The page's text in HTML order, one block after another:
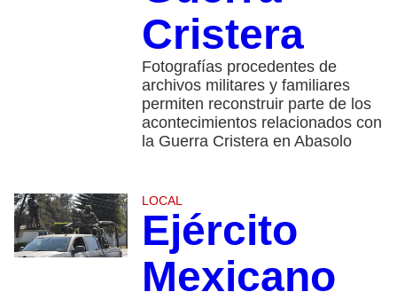
Cristera
Fotografías procedentes de
archivos militares y familiares
permiten reconstruir parte de los
acontecimientos relacionados con
la Guerra Cristera en Abasolo
LOCAL
Ejército
Mexicano